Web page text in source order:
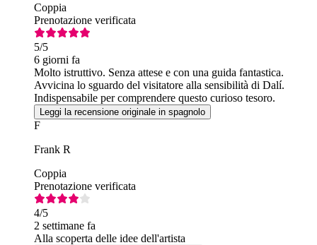
Coppia
Prenotazione verificata
5/5
6 giorni fa
Molto istruttivo. Senza attese e con una guida fantastica.
Avvicina lo sguardo del visitatore alla sensibilità di Dalí.
Indispensabile per comprendere questo curioso tesoro.
Leggi la recensione originale in spagnolo
F
Frank R
Coppia
Prenotazione verificata
4/5
2 settimane fa
Alla scoperta delle idee dell'artista